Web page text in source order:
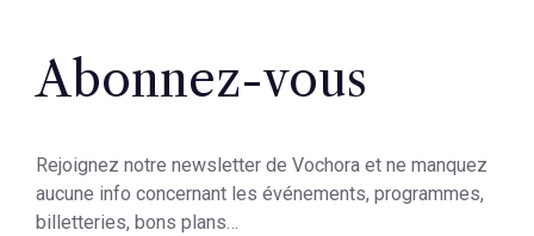
Abonnez-vous
Rejoignez notre newsletter de Vochora et ne manquez
aucune info concernant les événements, programmes,
billetteries, bons plans…